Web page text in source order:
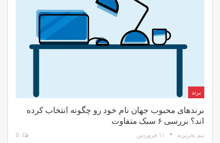
برند
برندهای محبوب جهان نام خود رو چگونه انتخاب کرده
اند؟ بررسی ۶ سبک متفاوت
تیم تحریریه ۱۱ فروردین